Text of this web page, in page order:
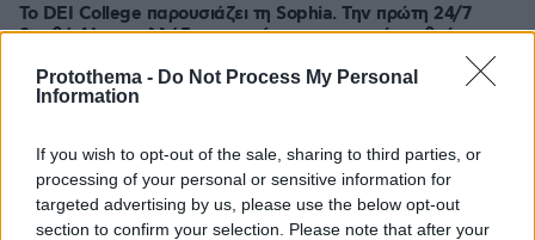
Protothema - Do Not Process My Personal
Information
If you wish to opt-out of the sale, sharing to third parties, or
processing of your personal or sensitive information for
targeted advertising by us, please use the below opt-out
section to confirm your selection. Please note that after your
Το DEI College παρουσιάζει τη Sophia. Την πρώτη 24/7
βοηθό AI που αλλάζει τον τρόπο με τον οποίο μαθαίνουν οι
Διασκεδάζουμε υπεύθυνα, επιστρέφουμε με ασφάλεια
29.07.2026, 09:39